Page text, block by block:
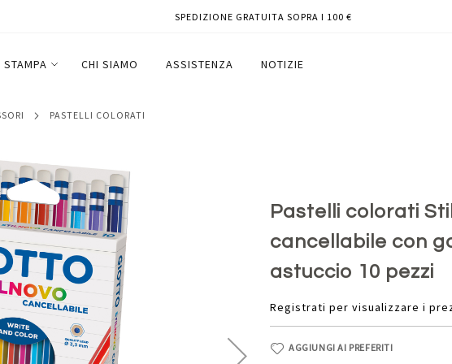
SPEDIZIONE GRATUITA SOPRA I 100 €
STAMPA CHI SIAMO ASSISTENZA NOTIZIE
PASTELLI COLORATI
Pastelli colorati
cancellabile con
astuccio 10 pezzi
Registrati per visualizzare i
AGGIUNGI AI PREFERITI
mina 3,3 mm - cancellabile con gomma -
10 pezzi